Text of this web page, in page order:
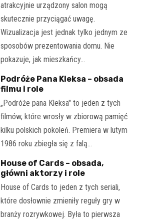
atrakcyjnie urządzony salon mogą
skutecznie przyciągać uwagę.
Wizualizacja jest jednak tylko jednym ze
sposobów prezentowania domu. Nie
pokazuje, jak mieszkańcy…
Podróże Pana Kleksa – obsada
filmu i role
„Podróże pana Kleksa" to jeden z tych
filmów, które wrosły w zbiorową pamięć
kilku polskich pokoleń. Premiera w lutym
1986 roku zbiegła się z falą…
House of Cards – obsada,
główni aktorzy i role
House of Cards to jeden z tych seriali,
które dosłownie zmieniły reguły gry w
branży rozrywkowej. Była to pierwsza